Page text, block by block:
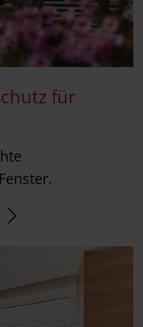
für